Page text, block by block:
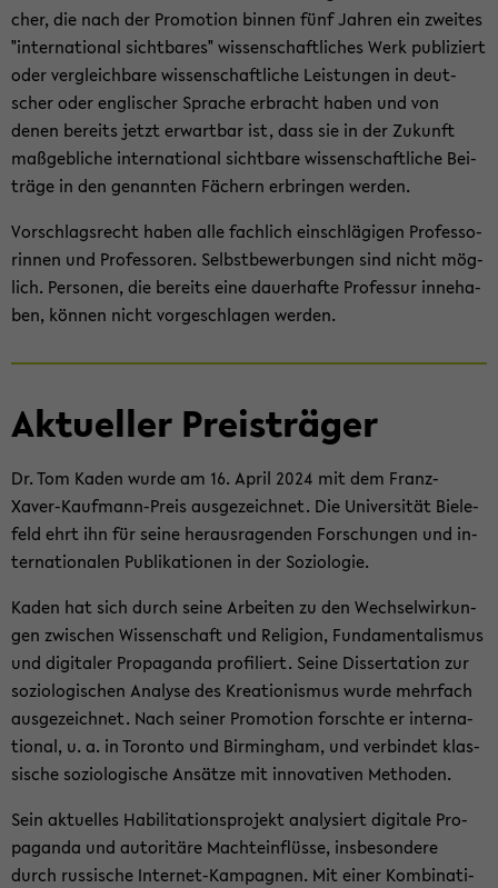
cher, die nach der Pro­mo­ti­on bin­nen fünf Jah­ren ein zwei­tes
"in­ter­na­tio­nal sicht­ba­res" wis­sen­schaft­li­ches Werk pu­bli­ziert
oder ver­gleich­ba­re wis­sen­schaft­li­che Leis­tun­gen in deut­
scher oder eng­li­scher Spra­che er­bracht haben und von
denen be­reits jetzt er­wart­bar ist, dass sie in der Zu­kunft
maß­geb­li­che in­ter­na­tio­nal sicht­ba­re wis­sen­schaft­li­che Bei­
trä­ge in den ge­nann­ten Fä­chern er­brin­gen wer­den.
Vor­schlags­recht haben alle fach­lich ein­schlä­gi­gen Pro­fes­so­
rin­nen und Pro­fes­so­ren. Selbst­be­wer­bun­gen sind nicht mög­
lich. Per­so­nen, die be­reits eine dau­er­haf­te Pro­fes­sur in­ne­ha­
ben, kön­nen nicht vor­ge­schla­gen wer­den.
Ak­tu­el­ler Preis­trä­ger
Dr. Tom Kaden wurde am 16. April 2024 mit dem Franz-​
Xaver-Kaufmann-Preis aus­ge­zeich­net. Die Uni­ver­si­tät Bie­le­
feld ehrt ihn für seine her­aus­ra­gen­den For­schun­gen und in­
ter­na­tio­na­len Pu­bli­ka­tio­nen in der So­zio­lo­gie.
Kaden hat sich durch seine Ar­bei­ten zu den Wech­sel­wir­kun­
gen zwi­schen Wis­sen­schaft und Re­li­gi­on, Fun­da­men­ta­lis­mus
und di­gi­ta­ler Pro­pa­gan­da pro­fi­liert. Seine Dis­ser­ta­ti­on zur
so­zio­lo­gi­schen Ana­ly­se des Krea­tio­nis­mus wurde mehr­fach
aus­ge­zeich­net. Nach sei­ner Pro­mo­ti­on forsch­te er in­ter­na­
tio­nal, u. a. in To­ron­to und Bir­ming­ham, und ver­bin­det klas­
si­sche so­zio­lo­gi­sche An­sät­ze mit in­no­va­ti­ven Me­tho­den.
Sein ak­tu­el­les Ha­bi­li­ta­ti­ons­pro­jekt ana­ly­siert di­gi­ta­le Pro­
pa­gan­da und au­to­ri­tä­re Macht­ein­flüs­se, ins­be­son­de­re
durch rus­si­sche Internet-​Kampagnen. Mit einer Kom­bi­na­ti­